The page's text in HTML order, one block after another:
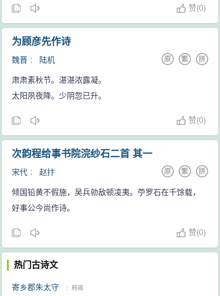
赞(0)
为顾彦先作诗
魏晋 ： 陆机 拼
繁
原
肃肃素秋节。湛湛浓露凝。
太阳夙夜降。少阴忽已升。
赞(0)
次韵程给事书院浣纱石二首 其一
宋代 ：赵抃 拼
繁
原
倾国铅黄不假施，吴兵勍敌顿凌夷。苧罗石在千馀载，
好事公今尚作诗。
赞(0)
热门古诗文
寄乡郡朱太守 ：韩雍